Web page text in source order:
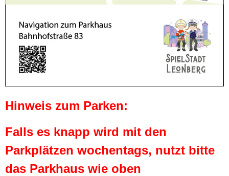
Hinweis zum Parken:
Falls es knapp wird mit den
Parkplätzen wochentags, nutzt bitte
das Parkhaus wie oben